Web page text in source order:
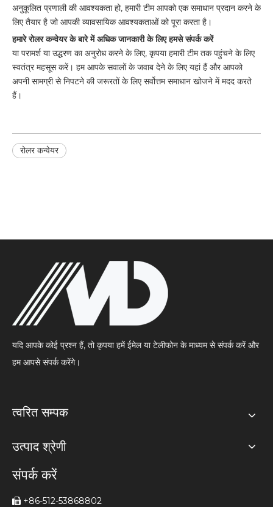
अनुकूलित प्रणाली की आवश्यकता हो, हमारी टीम आपको एक समाधान प्रदान करने के
लिए तैयार है जो आपकी व्यावसायिक आवश्यकताओं को पूरा करता है।
हमारे रोलर कन्वेयर के बारे में अधिक जानकारी के लिए हमसे संपर्क करें
या परामर्श या उद्धरण का अनुरोध करने के लिए, कृपया हमारी टीम तक पहुंचने के लिए
स्वतंत्र महसूस करें। हम आपके सवालों के जवाब देने के लिए यहां हैं और आपको
अपनी सामग्री से निपटने की जरूरतों के लिए सर्वोत्तम समाधान खोजने में मदद करते
हैं।
रोलर कन्वेयर
यदि आपके कोई प्रश्न हैं, तो कृपया हमें ईमेल या टेलीफोन के माध्यम से संपर्क करें और
हम आपसे संपर्क करेंगे।
त्वरित सम्पक
उत्पाद श्रेणी
संपर्क करें
 +86-512-53868802